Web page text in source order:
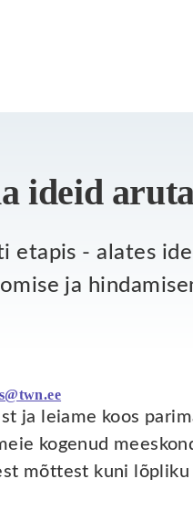
ideid
etapis - alates
ja
ja leiame koos
kogenud
mõttest kuni